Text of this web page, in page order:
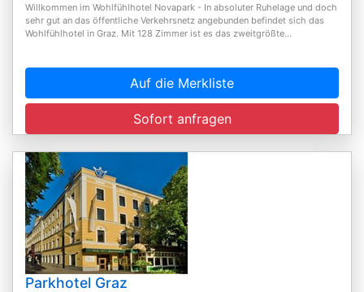
Willkommen im Wohlfühlhotel Novapark - In absoluter Ruhelage und doch
sehr gut an das öffentliche Verkehrsnetz angebunden befindet sich das
Wohlfühlhotel in Graz. Mit 128 Zimmer ist es das zweitgrößte...
Auf die Merkliste
Sofort anfragen
Parkhotel Graz